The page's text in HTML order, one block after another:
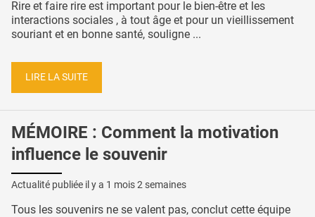
Rire et faire rire est important pour le bien-être et les
interactions sociales , à tout âge et pour un vieillissement
souriant et en bonne santé, souligne ...
LIRE LA SUITE
MÉMOIRE : Comment la motivation
influence le souvenir
Actualité publiée il y a 1 mois 2 semaines
Tous les souvenirs ne se valent pas, conclut cette équipe